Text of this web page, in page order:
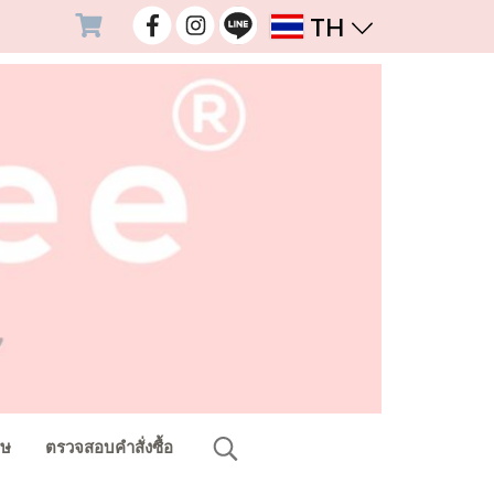
TH
ตรวจสอบคำสั่งซื้อ